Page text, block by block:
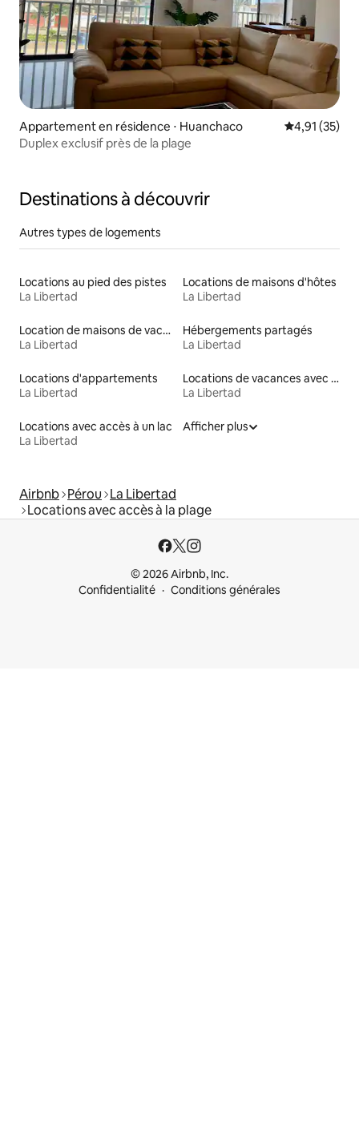
Appartement en résidence ⋅ Huanchaco Évaluation
4,91 (35)
Duplex exclusif près de la plage
Destinations à découvrir
Autres types de logements
Locations au pied des pistes
La Libertad
Locations de maisons d'hôtes
La Libertad
Location de maisons de vacances
La Libertad
Hébergements partagés
La Libertad
Locations d'appartements
La Libertad
Locations de vacances avec piscine
La Libertad
Locations avec accès à un lac
La Libertad
Afficher plus
Airbnb Pérou La Libertad
Locations avec accès à la plage
© 2026 Airbnb, Inc.
Confidentialité
Conditions générales